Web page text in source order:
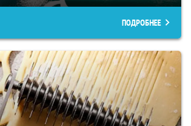
ПОДРОБНЕЕ